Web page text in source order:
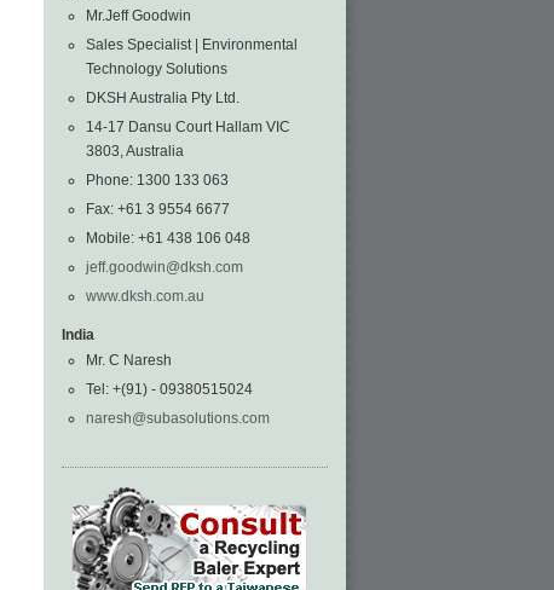
Mr.Jeff Goodwin
Sales Specialist | Environmental
Technology Solutions
DKSH Australia Pty Ltd.
14-17 Dansu Court Hallam VIC
3803, Australia
Phone: 1300 133 063
Fax: +61 3 9554 6677
Mobile: +61 438 106 048
jeff.goodwin@dksh.com
www.dksh.com.au
India
Mr. C Naresh
Tel: +(91) - 09380515024
naresh@subasolutions.com